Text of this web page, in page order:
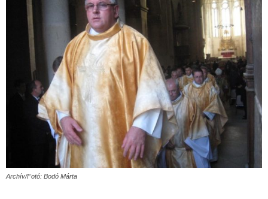
Archív/Fotó: Bodó Márta